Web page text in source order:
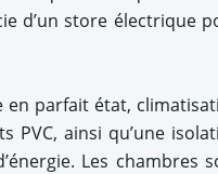
d’un store électrique
en parfait état,
PVC, ainsi qu’une
Les chambres